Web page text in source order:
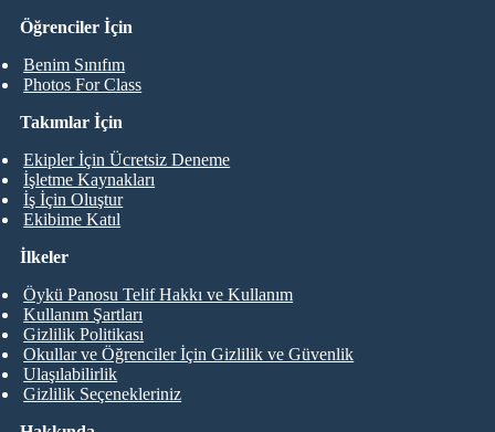
Öğrenciler İçin
Benim Sınıfım
Photos For Class
Takımlar İçin
Ekipler İçin Ücretsiz Deneme
İşletme Kaynakları
İş İçin Oluştur
Ekibime Katıl
İlkeler
Öykü Panosu Telif Hakkı ve Kullanım
Kullanım Şartları
Gizlilik Politikası
Okullar ve Öğrenciler İçin Gizlilik ve Güvenlik
Ulaşılabilirlik
Gizlilik Seçenekleriniz